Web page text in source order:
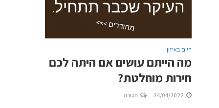
חיים באיזון
מה הייתם עושים אם היתה לכם
חירות מוחלטת?
24/04/2022 תגובה